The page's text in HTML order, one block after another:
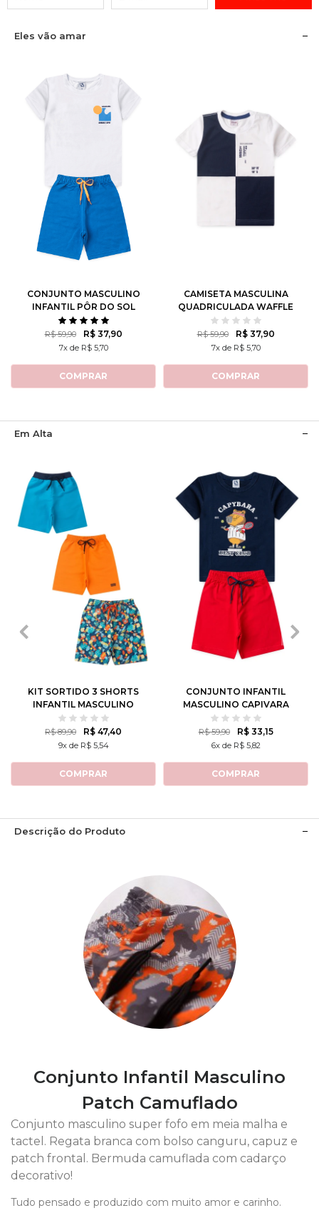
Eles vão amar
3
10
CONJUNTO MASCULINO
INFANTIL PÔR DO SOL
CALIFORNIANO
R$ 59,90 R$ 37,90
7x de R$ 5,70
COMPRAR
CAMISETA MASCULINA
QUADRICULADA WAFFLE
R$ 59,90 R$ 37,90
7x de R$ 5,70
COMPRAR
Em Alta
3 4 6
10 12
KIT SORTIDO 3 SHORTS
INFANTIL MASCULINO
AVULSO
R$ 89,90 R$ 47,40
9x de R$ 5,54
COMPRAR
3
10
CONJUNTO INFANTIL
MASCULINO CAPIVARA
TENISTA
R$ 59,90 R$ 33,15
6x de R$ 5,82
COMPRAR
Descrição do Produto
Conjunto Infantil Masculino
Patch Camuflado
Conjunto masculino super fofo em meia malha e
tactel. Regata branca com bolso canguru, capuz e
patch frontal. Bermuda camuflada com cadarço
decorativo!
Tudo pensado e produzido com muito amor e carinho.